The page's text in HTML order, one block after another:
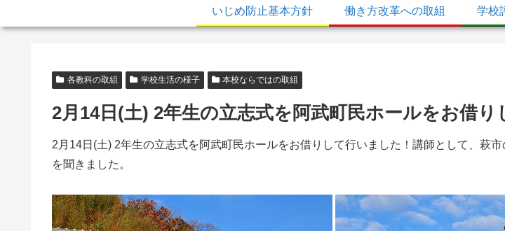
いじめ防止基本方針 働き方改革への取組 学校
各教科の取組 学校生活の様子 本校ならではの取組
2月14日(土) 2年生の立志式を阿武町民ホールをお借り
2月14日(土) 2年生の立志式を阿武町民ホールをお借りして行いました！講師として、萩
を聞きました。